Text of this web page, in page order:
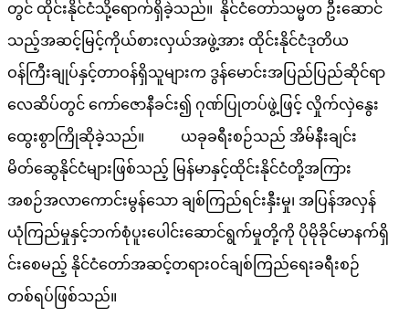
တွင် ထိုင်းနိုင်ငံသို့ရောက်ရှိခဲ့သည်။ နိုင်ငံတော်သမ္မတ ဦးဆောင်
သည့်အဆင့်မြင့်ကိုယ်စားလှယ်အဖွဲ့အား ထိုင်းနိုင်ငံဒုတိယ
ဝန်ကြီးချုပ်နှင့်တာဝန်ရှိသူများက ဒွန်မောင်းအပြည်ပြည်ဆိုင်ရာ
လေဆိပ်တွင် ကော်ဇောနီခင်း၍ ဂုဏ်ပြုတပ်ဖွဲ့ဖြင့် လှိုက်လှဲနွေး
ထွေးစွာကြိုဆိုခဲ့သည်။ ယခုခရီးစဉ်သည် အိမ်နီးချင်း
မိတ်ဆွေနိုင်ငံများဖြစ်သည့် မြန်မာနှင့်ထိုင်းနိုင်ငံတို့အကြား
အစဉ်အလာကောင်းမွန်သော ချစ်ကြည်ရင်းနှီးမှု၊ အပြန်အလှန်
ယုံကြည်မှုနှင့်ဘက်စုံပူးပေါင်းဆောင်ရွက်မှုတို့ကို ပိုမိုခိုင်မာနက်ရှိ
င်းစေမည့် နိုင်ငံတော်အဆင့်တရားဝင်ချစ်ကြည်ရေးခရီးစဉ်
တစ်ရပ်ဖြစ်သည်။